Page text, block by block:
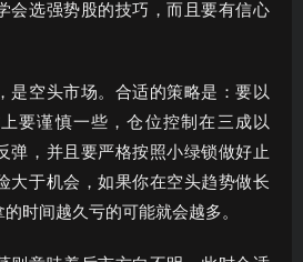
会选强势股的技巧，而且要有信心
是空头市场。合适的策略是：要以
要谨慎一些，仓位控制在三成以
弹，并且要严格按照小绿锁做好止
大于机会，如果你在空头趋势做长
时间越久亏的可能就会越多。